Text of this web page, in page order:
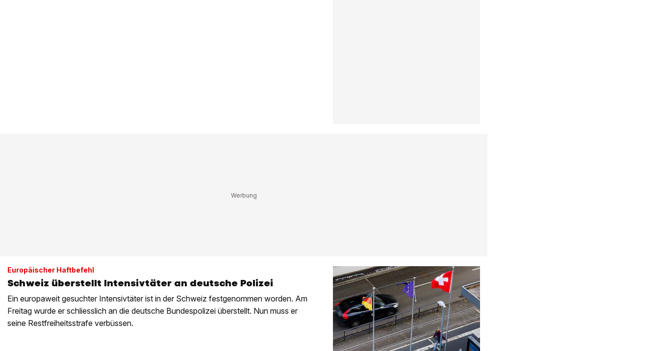
Europäischer Haftbefehl
Schweiz überstellt Intensivtäter an deutsche Polizei
Ein europaweit gesuchter Intensivtäter ist in der Schweiz festgenommen worden. Am
Freitag wurde er schliesslich an die deutsche Bundespolizei überstellt. Nun muss er
seine Restfreiheitsstrafe verbüssen.